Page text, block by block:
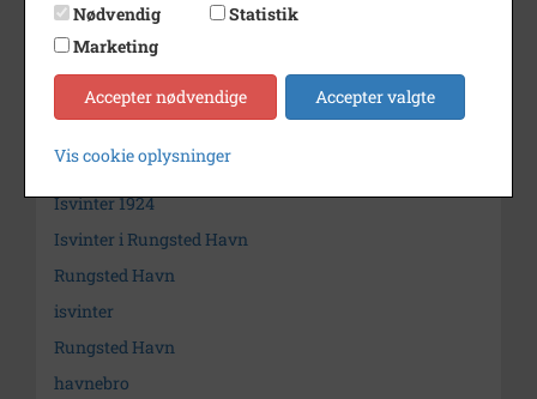
Arkiv
Museum Nordsjælland,
Kontakt arkivet
Søg videre i Museum Nordsjælland, Hørsholmarkivet
Isvinter 1924
Isvinter i Rungsted Havn
Rungsted Havn
isvinter
Rungsted Havn
havnebro
Nødvendig
Statistik
Marketing
Accepter nødvendige Accepter valgte
Vis cookie oplysninger